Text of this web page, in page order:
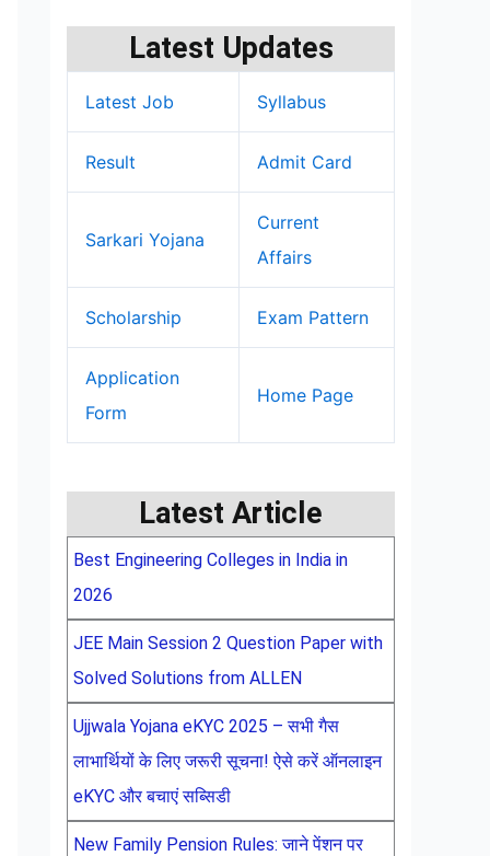
Latest Updates
Latest Job Syllabus
Result Admit Card
Sarkari Yojana
Current
Affairs
Scholarship Exam Pattern
Application
Form
Home Page
Latest Article
Best Engineering Colleges in India in
2026
JEE Main Session 2 Question Paper with
Solved Solutions from ALLEN
Ujjwala Yojana eKYC 2025 – सभी गैस
लाभार्थियों के लिए जरूरी सूचना! ऐसे करें ऑनलाइन
eKYC और बचाएं सब्सिडी
New Family Pension Rules: जाने पेंशन पर